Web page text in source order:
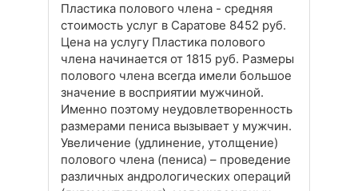
Пластика полового члена - средняя
стоимость услуг в Саратове 8452 руб.
Цена на услугу Пластика полового
члена начинается от 1815 руб. Размеры
полового члена всегда имели большое
значение в восприятии мужчиной.
Именно поэтому неудовлетворенность
размерами пениса вызывает у мужчин.
Увеличение (удлинение, утолщение)
полового члена (пениса) – проведение
различных андрологических операций